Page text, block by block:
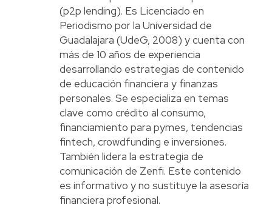
(p2p lending). Es Licenciado en
Periodismo por la Universidad de
Guadalajara (UdeG, 2008) y cuenta con
más de 10 años de experiencia
desarrollando estrategias de contenido
de educación financiera y finanzas
personales. Se especializa en temas
clave como crédito al consumo,
financiamiento para pymes, tendencias
fintech, crowdfunding e inversiones.
También lidera la estrategia de
comunicación de Zenfi. Este contenido
es informativo y no sustituye la asesoría
financiera profesional.